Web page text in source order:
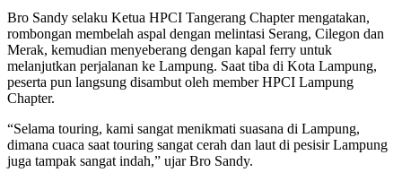
Bro Sandy selaku Ketua HPCI Tangerang Chapter mengatakan,
rombongan membelah aspal dengan melintasi Serang, Cilegon dan
Merak, kemudian menyeberang dengan kapal ferry untuk
melanjutkan perjalanan ke Lampung. Saat tiba di Kota Lampung,
peserta pun langsung disambut oleh member HPCI Lampung
Chapter.
“Selama touring, kami sangat menikmati suasana di Lampung,
dimana cuaca saat touring sangat cerah dan laut di pesisir Lampung
juga tampak sangat indah,” ujar Bro Sandy.